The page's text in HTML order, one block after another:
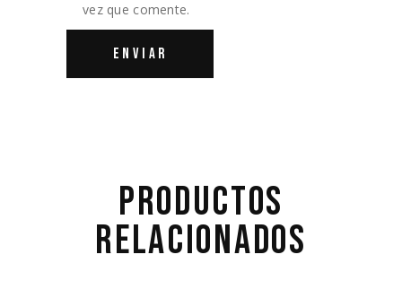
vez que comente.
PRODUCTOS
RELACIONADOS